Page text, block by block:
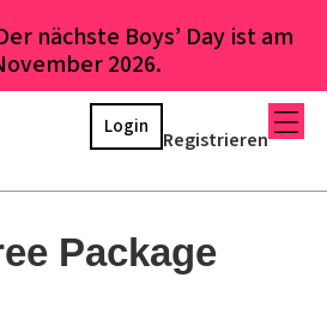
nächste Boys’ Day ist am
2026.
Registrieren
Login
Package